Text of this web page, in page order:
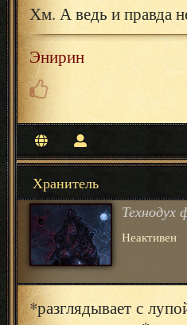
Хм. А ведь и правда
Энирин
Хранитель
Технодух
Неактивен
*разглядывает с